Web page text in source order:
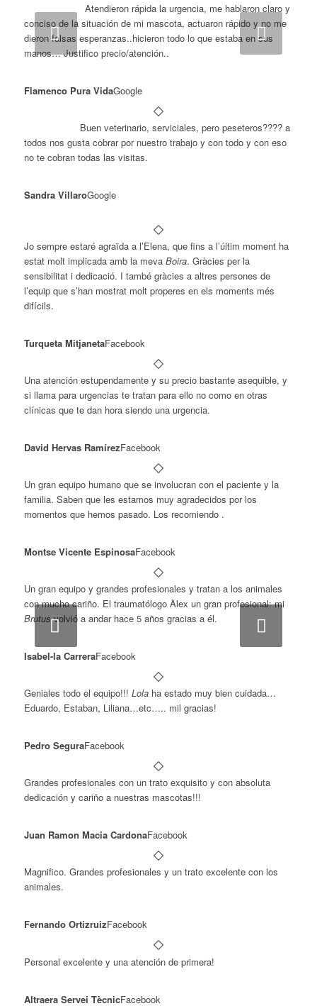
Atendieron rápida la urgencia, me hablaron claro y
conciso de la situación de mi mascota, actuaron rápido y no me
dieron falsas esperanzas..hicieron todo lo que estaba en sus
manos… Justifico precio/atención..
Flamenco Pura VidaGoogle
Buen veterinario, serviciales, pero peseteros???? a
todos nos gusta cobrar por nuestro trabajo y con todo y con eso
no te cobran todas las visitas.
Sandra VillaroGoogle
Next
Jo sempre estaré agraïda a l’Elena, que fins a l’últim moment ha
estat molt implicada amb la meva Boira. Gràcies per la
sensibilitat i dedicació. I també gràcies a altres persones de
l’equip que s’han mostrat molt properes en els moments més
difícils.
Turqueta MitjanetaFacebook
Una atención estupendamente y su precio bastante asequible, y
si llama para urgencias te tratan para ello no como en otras
clínicas que te dan hora siendo una urgencia.
David Hervas RamírezFacebook
Un gran equipo humano que se involucran con el paciente y la
familia. Saben que les estamos muy agradecidos por los
momentos que hemos pasado. Los recomiendo .
Montse Vicente EspinosaFacebook
Un gran equipo y grandes profesionales y tratan a los animales
con mucho cariño. El traumatólogo Àlex un gran profesional: mi
Brutusvolvió a andar hace 5 años gracias a él.
Isabel-la CarreraFacebook
Next
Geniales todo el equipo!!! Lolaha estado muy bien cuidada…
Eduardo, Estaban, Liliana…etc….. mil gracias!
Pedro SeguraFacebook
Grandes profesionales con un trato exquisito y con absoluta
dedicación y cariño a nuestras mascotas!!!
Juan Ramon Macia CardonaFacebook
Magnifico. Grandes profesionales y un trato excelente con los
animales.
Fernando OrtizruizFacebook
Personal excelente y una atención de primera!
Altraera Servei TècnicFacebook
Next